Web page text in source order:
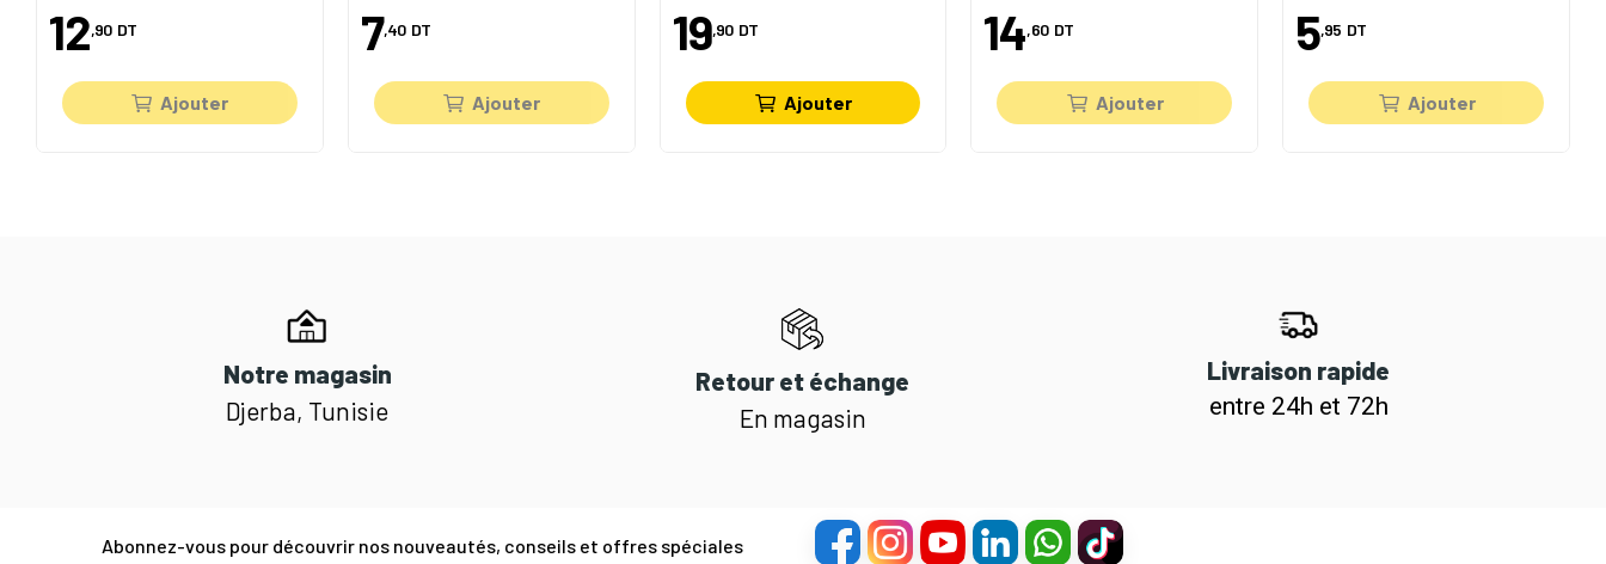
12,90 DT
Ajouter
7,40 DT
Ajouter
19,90 DT
Ajouter
14,60 DT
Ajouter
5,95 DT
Ajouter
Notre magasin
Djerba, Tunisie
Retour et échange
En magasin
Livraison rapide
entre 24h et 72h
Abonnez-vous pour découvrir nos nouveautés, conseils et offres spéciales